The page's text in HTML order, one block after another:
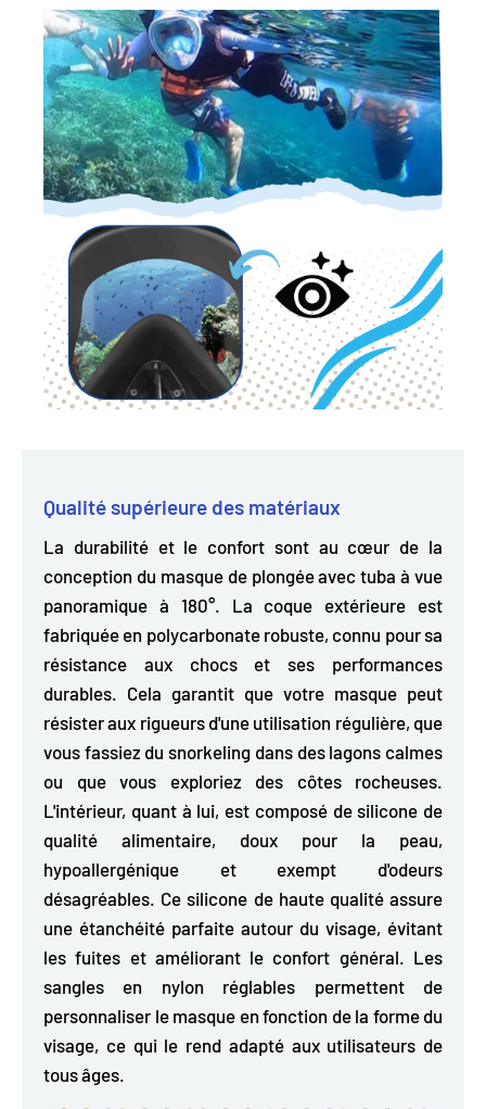
Qualité supérieure des matériaux
La durabilité et le confort sont au cœur de la
conception du masque de plongée avec tuba à vue
panoramique à 180°. La coque extérieure est
fabriquée en polycarbonate robuste, connu pour sa
résistance aux chocs et ses performances
durables.
Cela garantit que votre masque peut
résister aux rigueurs d'une utilisation régulière, que
vous fassiez du snorkeling dans des lagons calmes
ou que vous exploriez des côtes rocheuses.
L'intérieur, quant à lui, est composé de silicone de
qualité alimentaire, doux pour la peau,
hypoallergénique et exempt d'odeurs
désagréables. Ce silicone de haute qualité assure
une étanchéité parfaite autour du visage, évitant
les fuites et améliorant le confort général. Les
sangles en nylon réglables permettent de
personnaliser le masque en fonction de la forme du
visage, ce qui le rend adapté aux utilisateurs de
tous âges.